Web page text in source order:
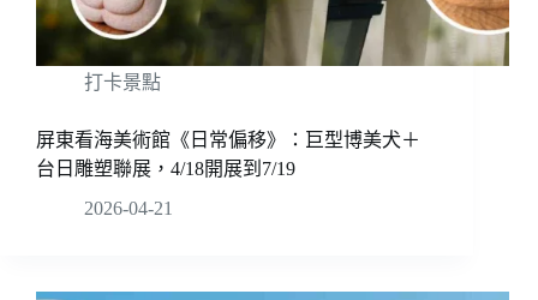
打卡景點
屏東看海美術館《日常偏移》：巨型博美犬＋
台日雕塑聯展，4/18開展到7/19
2026-04-21